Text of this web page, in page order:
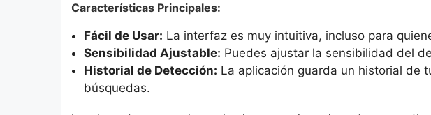
Características Principales:
Fácil de Usar: La interfaz es muy intuitiva, incluso para
Sensibilidad Ajustable: Puedes ajustar la sensibilidad del
Historial de Detección: La aplicación guarda un historial de
búsquedas.